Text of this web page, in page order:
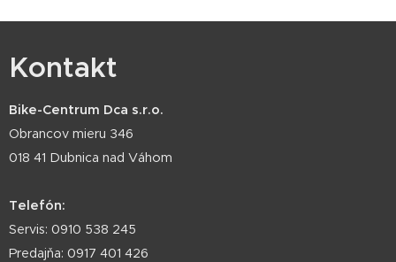
Kontakt
Bike-Centrum Dca s.r.o.
Obrancov mieru 346
018 41 Dubnica nad Váhom
Telefón:
Servis: 0910 538 245
Predajňa: 0917 401 426